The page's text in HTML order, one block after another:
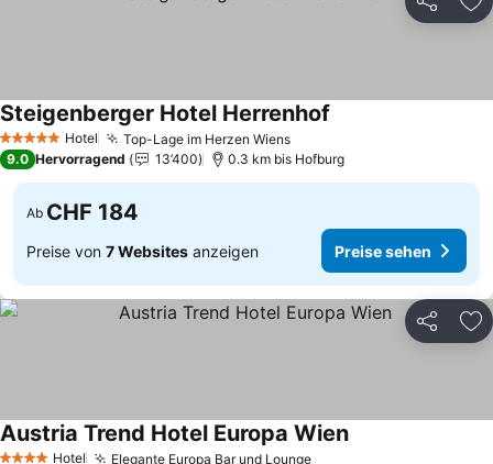
Teilen
5 Sterne Hotel Top-Lage im Herzen Wiens
Steigenberger Hotel Herrenhof
9.0 Hervorragend 13’400 0.3 km bis Hofburg
Ab CHF 184
Preise von 7 Websites anzeigen Preise sehen
Teilen
Hotel Elegante Europa Bar und Lounge
Austria Trend Hotel Europa Wien